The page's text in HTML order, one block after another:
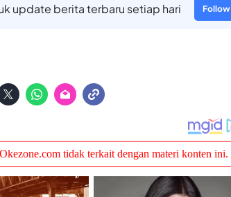
update berita terbaru setiap hari Follow